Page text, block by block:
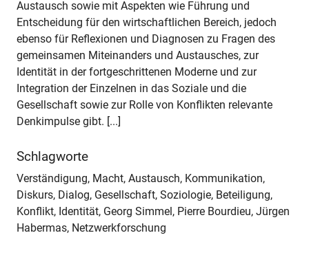
Austausch sowie mit Aspekten wie Führung und
Entscheidung für den wirtschaftlichen Bereich, jedoch
ebenso für Reflexionen und Diagnosen zu Fragen des
gemeinsamen Miteinanders und Austausches, zur
Identität in der fortgeschrittenen Moderne und zur
Integration der Einzelnen in das Soziale und die
Gesellschaft sowie zur Rolle von Konflikten relevante
Denkimpulse gibt. [...]
Schlagworte
Verständigung, Macht, Austausch, Kommunikation,
Diskurs, Dialog, Gesellschaft, Soziologie, Beteiligung,
Konflikt, Identität, Georg Simmel, Pierre Bourdieu, Jürgen
Habermas, Netzwerkforschung